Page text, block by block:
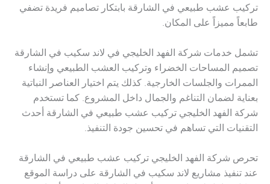
تركيب عشب طبيعي في الشارقة بابتكار تصاميم فريدة تضفي
طابعاً مميزاً على المكان.
تشمل خدمات شركة الفهد الخليجي في لاند سكيب في الشارقة
تصميم المساحات الخضراء وتركيب العشب الطبيعي وإنشاء
الممرات والجلسات الخارجية. كذلك يتم اختيار العناصر النباتية
بعناية لضمان التناغم والجمال داخل المشروع. كما تستخدم
شركة الفهد الخليجي تركيب عشب طبيعي في الشارقة أحدث
التقنيات التي تساهم في تحسين جودة التنفيذ.
تحرص شركة الفهد الخليجي تركيب عشب طبيعي في الشارقة
عند تنفيذ مشاريع لاند سكيب في الشارقة على دراسة الموقع